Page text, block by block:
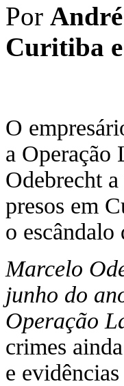
Por
Curitiba e
O
a Operação
Odebrecht
presos em
o
Marcelo
junho do
Operação
crimes
e